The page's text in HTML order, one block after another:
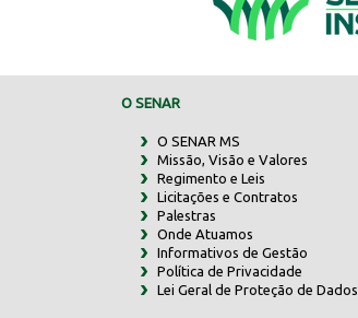
O SENAR
O SENAR MS
Missão, Visão e Valores
Regimento e Leis
Licitações e Contratos
Palestras
Onde Atuamos
Informativos de Gestão
Política de Privacidade
Lei Geral de Proteção de Dados